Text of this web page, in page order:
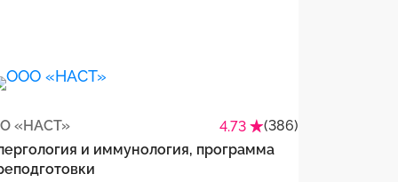
«НАСТ» 4.73
(386)
и иммунология, программа